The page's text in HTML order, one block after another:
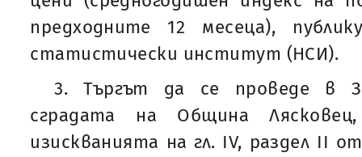
предходните 12 месеца),
статистически институт (НСИ).
3. Търгът да се проведе в
сградата на Община
изискванията на гл. IV, раздел II